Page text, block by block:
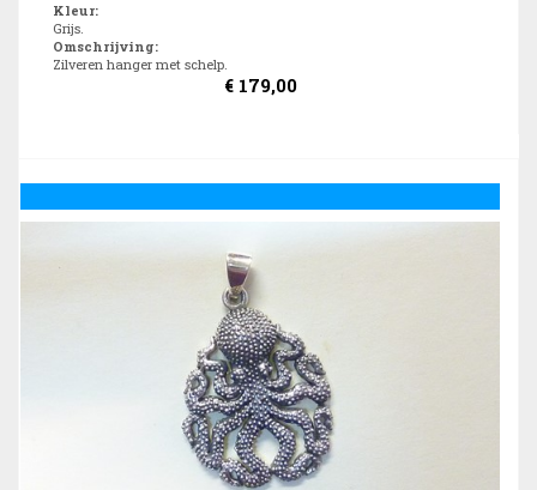
Kleur:
Grijs.
Omschrijving:
Zilveren hanger met schelp.
€ 179,00